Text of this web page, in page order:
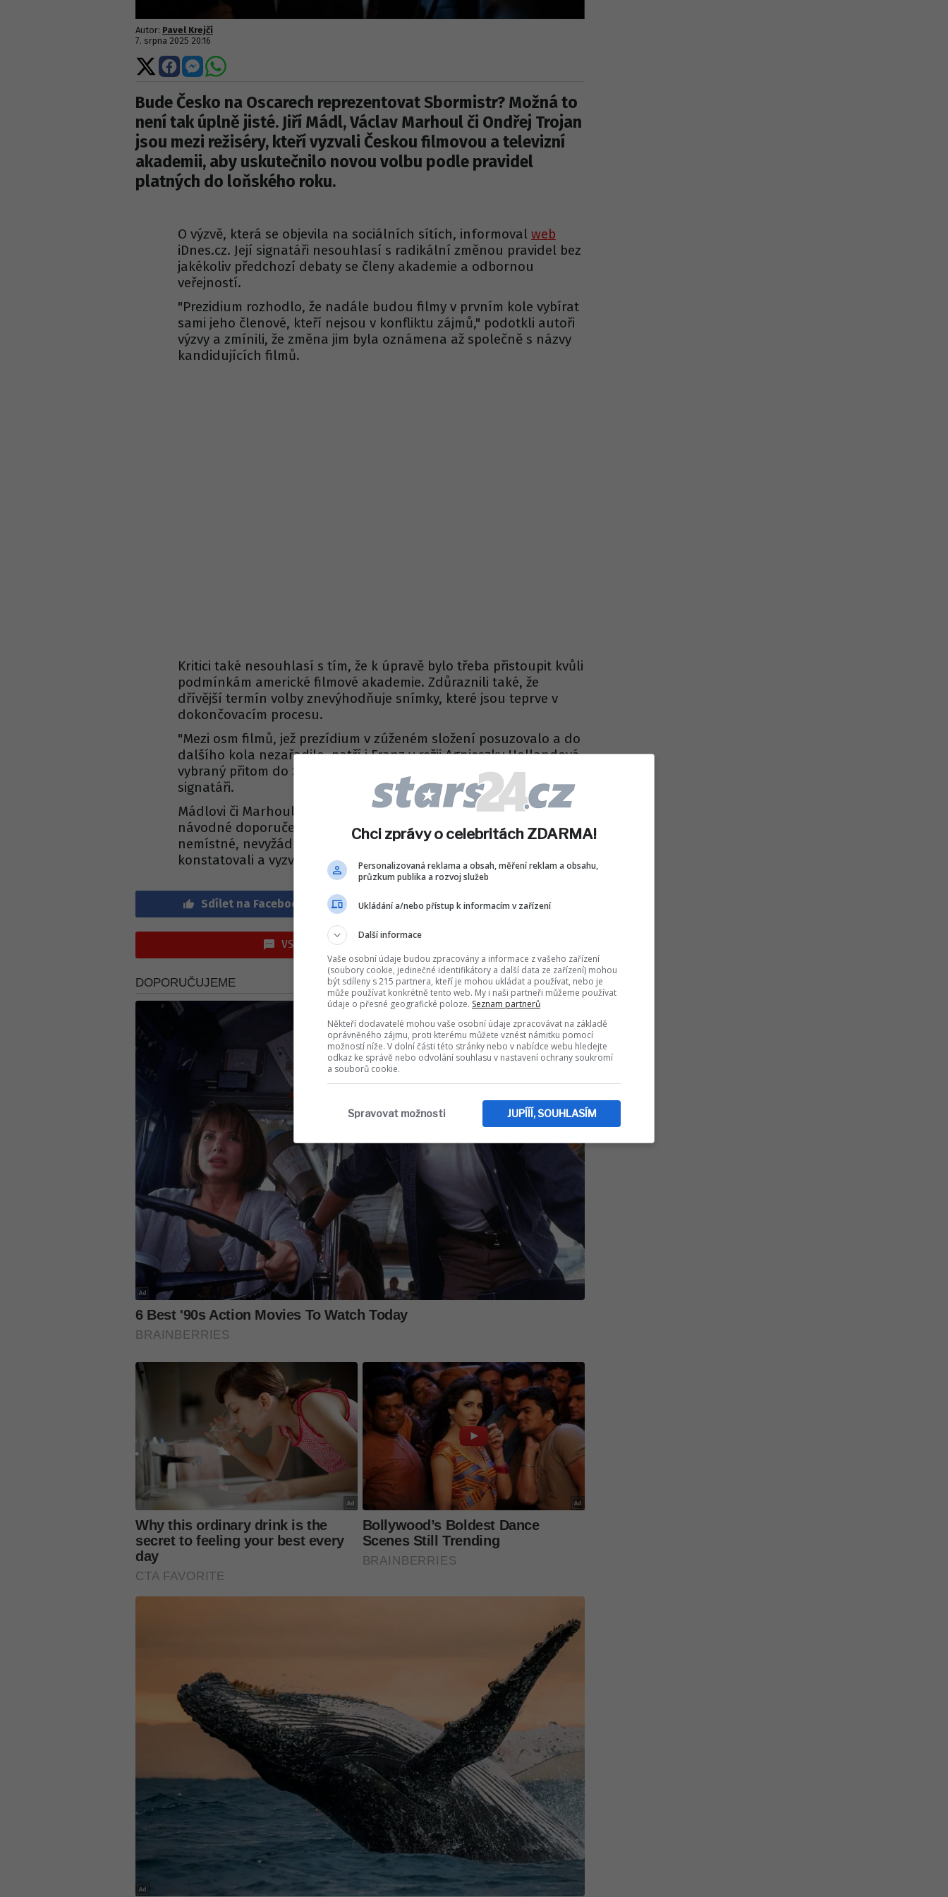
Autor: Pavel Krejčí
7. srpna 2025 20:16
Sdílet
na
Sdílet
na
Facebooku
Sdílet
na
Sdílet
Bude Česko na Oscarech reprezentovat Sbormistr? Možná to
není tak úplně jisté. Jiří Mádl, Václav Marhoul či Ondřej Trojan
jsou mezi režiséry, kteří vyzvali Českou filmovou a televizní
akademii, aby uskutečnilo novou volbu podle pravidel
platných do loňského roku.
O výzvě, která se objevila na sociálních sítích, informoval web
iDnes.cz. Její signatáři nesouhlasí s radikální změnou pravidel bez
jakékoliv předchozí debaty se členy akademie a odbornou
veřejností.
"Prezidium rozhodlo, že nadále budou filmy v prvním kole vybírat
sami jeho členové, kteří nejsou v konfliktu zájmů," podotkli autoři
výzvy a zmínili, že změna jim byla oznámena až společně s názvy
kandidujících filmů.
Kritici také nesouhlasí s tím, že k úpravě bylo třeba přistoupit kvůli
podmínkám americké filmové akademie. Zdůraznili také, že
dřívější termín volby znevýhodňuje snímky, které jsou teprve v
dokončovacím procesu.
"Mezi osm filmů, jež prezídium v zúženém složení posuzovalo a do
dalšího kola nezařadilo, patří i Franz v režii Agnieszky Hollandové,
vybraný přitom do San Sebastianu a Toronta," připomněli
signatáři.
Mádlovi či Marhoulovi vadí i to, že členové akademie dostali
návodné doporučení, pro který film mají hlasovat. "To je zcela
nemístné, nevyžádané a může daný film spíše poškodit,"
konstatovali a vyzvali ke svolání mimořádné valné hromady.
Sdílet na Facebook Sdílet na WhatsApp
VSTOUPIT DO DISKUZE (0 PŘÍSPĚVKŮ)
Chci zprávy o celebritách ZDARMA!
Personalizovaná reklama a obsah, měření reklam a obsahu,
průzkum publika a rozvoj služeb
Ukládání a/nebo přístup k informacím v zařízení
Další informace
Vaše osobní údaje budou zpracovány a informace z vašeho zařízení
(soubory cookie, jedinečné identifikátory a další data ze zařízení) mohou
být sdíleny s 215 partnera, kteří je mohou ukládat a používat, nebo je
může používat konkrétně tento web. My i naši partneři můžeme používat
údaje o přesné geografické poloze. Seznam partnerů
Někteří dodavatelé mohou vaše osobní údaje zpracovávat na základě
oprávněného zájmu, proti kterému můžete vznést námitku pomocí
možností níže. V dolní části této stránky nebo v nabídce webu hledejte
odkaz ke správě nebo odvolání souhlasu v nastavení ochrany soukromí
a souborů cookie.
JUPÍÍÍ, SOUHLASÍM
Spravovat možnosti